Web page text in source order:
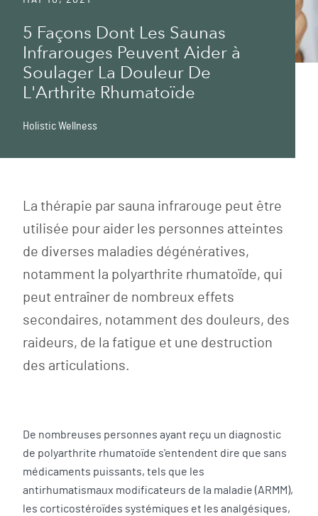
5 Façons Dont Les Saunas
Infrarouges Peuvent Aider à
Soulager La Douleur De
L'Arthrite Rhumatoïde
Holistic Wellness
La thérapie par sauna infrarouge peut être
utilisée pour aider les personnes atteintes
de diverses maladies dégénératives,
notamment la polyarthrite rhumatoïde, qui
peut entraîner de nombreux effets
secondaires, notamment des douleurs, des
raideurs, de la fatigue et une destruction
des articulations.
De nombreuses personnes ayant reçu un diagnostic
de polyarthrite rhumatoïde s'entendent dire que sans
médicaments puissants, tels que les
antirhumatismaux modificateurs de la maladie (ARMM),
les corticostéroïdes systémiques et les analgésiques,